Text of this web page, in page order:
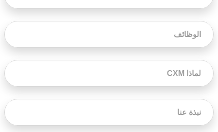
الوظائف
لماذا CXM
نبذة عنا